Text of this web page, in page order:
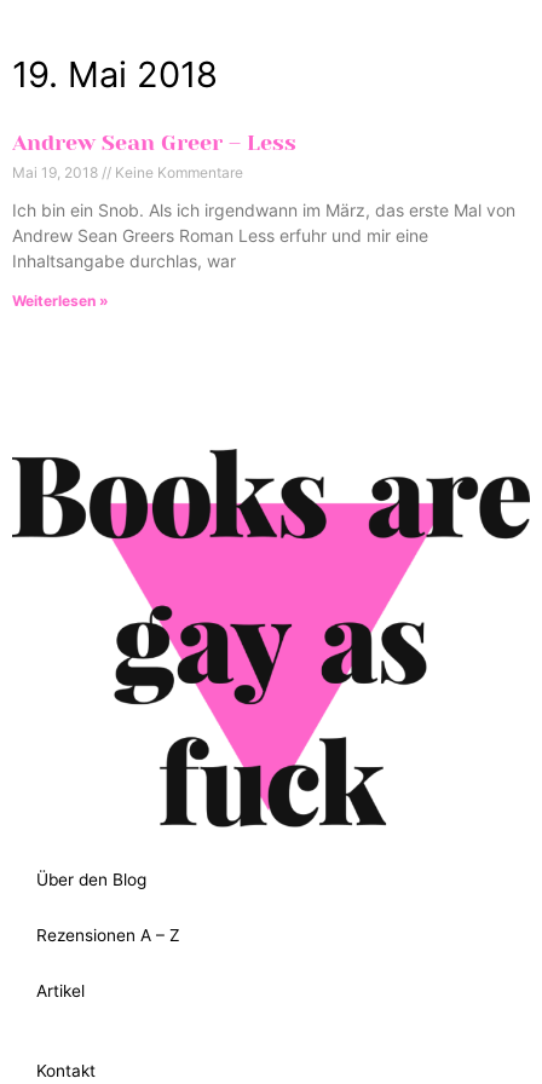
19. Mai 2018
Andrew Sean Greer – Less
Mai 19, 2018 Keine Kommentare
Ich bin ein Snob. Als ich irgendwann im März, das erste Mal von
Andrew Sean Greers Roman Less erfuhr und mir eine
Inhaltsangabe durchlas, war
Weiterlesen »
Über den Blog
Rezensionen A – Z
Artikel
Kontakt